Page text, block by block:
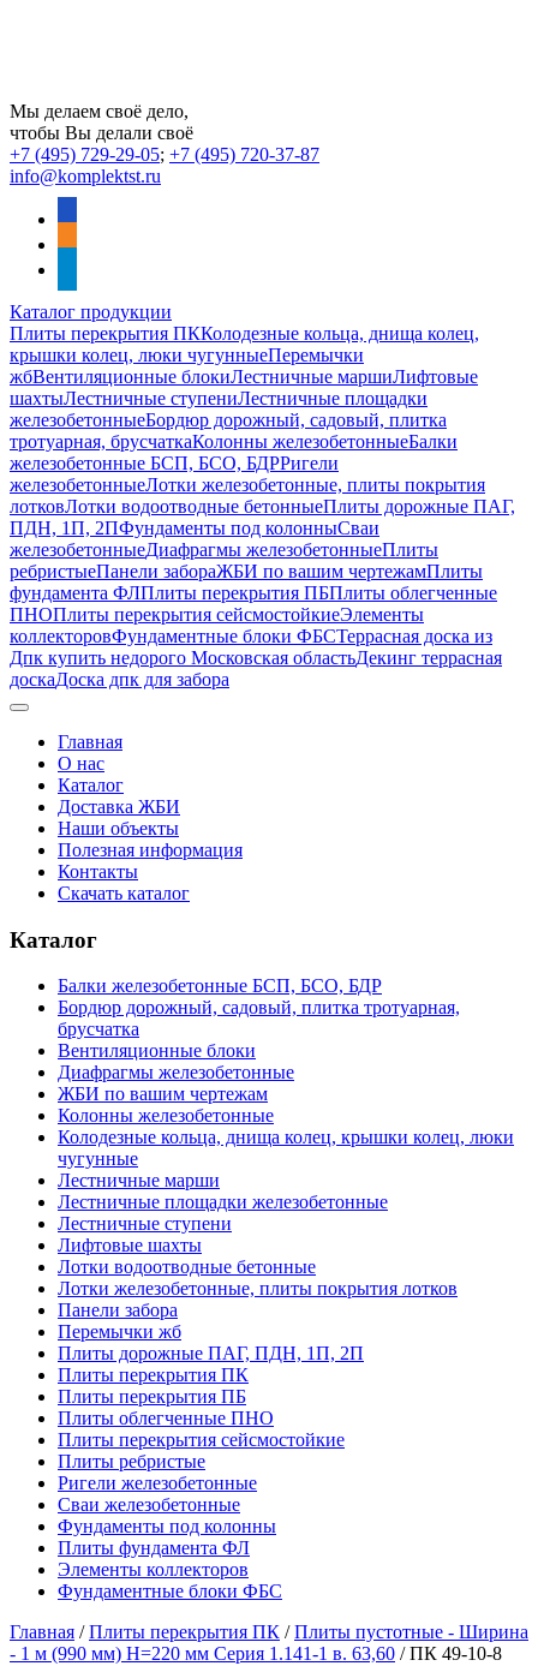
Мы делаем своё дело,
чтобы Вы делали своё
+7 (495) 729-29-05; +7 (495) 720-37-87
info@komplektst.ru
Каталог продукции
Плиты перекрытия ПККолодезные кольца, днища колец,
крышки колец, люки чугунныеПеремычки
жбВентиляционные блокиЛестничные маршиЛифтовые
шахтыЛестничные ступениЛестничные площадки
железобетонныеБордюр дорожный, садовый, плитка
тротуарная, брусчаткаКолонны железобетонныеБалки
железобетонные БСП, БСО, БДРРигели
железобетонныеЛотки железобетонные, плиты покрытия
лотковЛотки водоотводные бетонныеПлиты дорожные ПАГ,
ПДН, 1П, 2ПФундаменты под колонныСваи
железобетонныеДиафрагмы железобетонныеПлиты
ребристыеПанели забораЖБИ по вашим чертежамПлиты
фундамента ФЛПлиты перекрытия ПБПлиты облегченные
ПНОПлиты перекрытия сейсмостойкиеЭлементы
коллекторовФундаментные блоки ФБСТеррасная доска из
Дпк купить недорого Московская областьДекинг террасная
доскаДоска дпк для забора
Главная
О нас
Каталог
Доставка ЖБИ
Наши объекты
Полезная информация
Контакты
Скачать каталог
Каталог
Балки железобетонные БСП, БСО, БДР
Бордюр дорожный, садовый, плитка тротуарная,
брусчатка
Вентиляционные блоки
Диафрагмы железобетонные
ЖБИ по вашим чертежам
Колонны железобетонные
Колодезные кольца, днища колец, крышки колец, люки
чугунные
Лестничные марши
Лестничные площадки железобетонные
Лестничные ступени
Лифтовые шахты
Лотки водоотводные бетонные
Лотки железобетонные, плиты покрытия лотков
Панели забора
Перемычки жб
Плиты дорожные ПАГ, ПДН, 1П, 2П
Плиты перекрытия ПК
Плиты перекрытия ПБ
Плиты облегченные ПНО
Плиты перекрытия сейсмостойкие
Плиты ребристые
Ригели железобетонные
Сваи железобетонные
Фундаменты под колонны
Плиты фундамента ФЛ
Элементы коллекторов
Фундаментные блоки ФБС
Главная /Плиты перекрытия ПК /Плиты пустотные - Ширина
- 1 м (990 мм) H=220 мм Серия 1.141-1 в. 63,60 / ПК 49-10-8